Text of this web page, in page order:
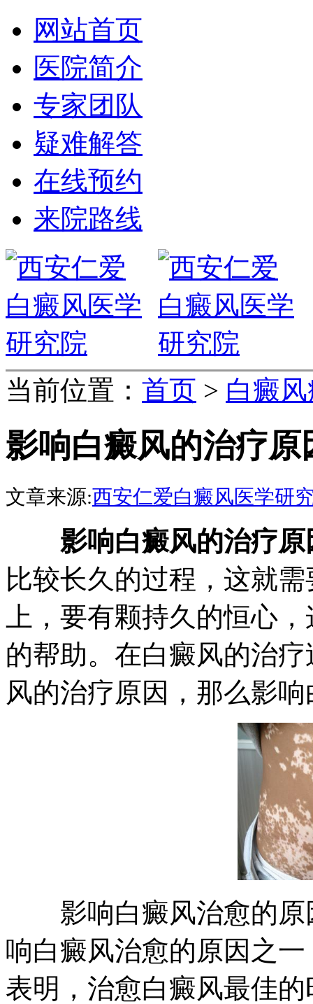
网站首页
医院简介
专家团队
疑难解答
在线预约
来院路线
当前位置： 首页 > 白癜
影响白癜风的治疗原
文章来源:西安仁爱白癜风医学研
影响白癜风的治疗
比较长久的过程，这就
上，要有颗持久的恒心
的帮助。在白癜风的治
风的治疗原因，那么影
影响白癜风治愈的原
响白癜风治愈的原因之
表明，治愈白癜风最佳